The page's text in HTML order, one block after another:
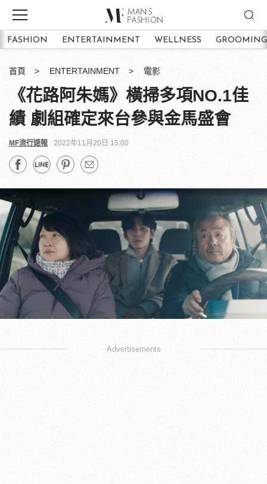
FASHION ENTERTAINMENT WELLNESS GROOMING
首頁 ENTERTAINMENT 電影
《花路阿朱媽》橫掃多項NO.1佳
績 劇組確定來台參與金馬盛會
MF流行速報 2022年11月20日 15:00
Advertisements